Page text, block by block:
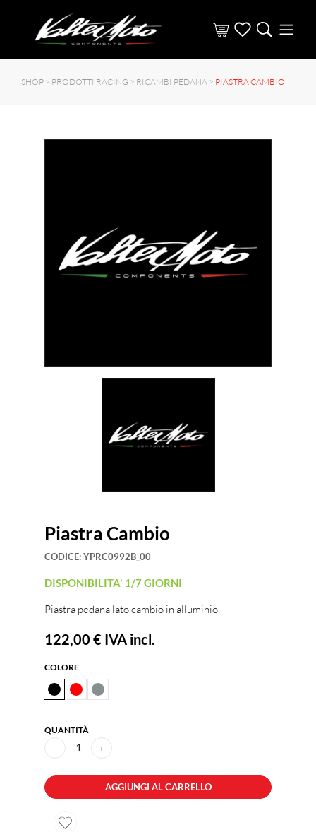
SHOP > PRODOTTI RACING > RICAMBI PEDANA > PIASTRA CAMBIO
Piastra Cambio
CODICE:YPRC0992B_00
DISPONIBILITA' 1/7 GIORNI
Piastra pedana lato cambio in alluminio.
122,00 € IVA incl.
COLORE
QUANTITÀ
- 1 +
AGGIUNGI AL CARRELLO